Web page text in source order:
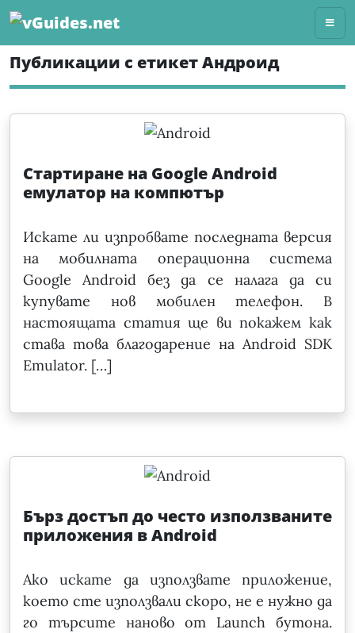
Skip
content
Публикации с етикет Андроид
Стартиране на Google Android
емулатор на компютър
Искате ли изпробвате последната версия
на мобилната операционна система
Google Android без да се налага да си
купувате нов мобилен телефон. В
настоящата статия ще ви покажем как
става това благодарение на Android SDK
Emulator. […]
Бърз достъп до често използваните
приложения в Android
Ако искате да използвате приложение,
което сте използвали скоро, не е нужно да
го търсите наново от Launch бутона.